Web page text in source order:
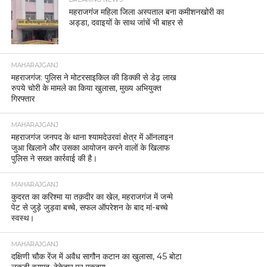
महराजगंज महिला जिला अस्पताल बना कमीशनखोरी का
अड्डा, दवाइयों के साथ जांचें भी बाहर से
MAHARAJGANJ
महराजगंज: पुलिस ने मोटरसाइकिल की डिक्की से डेढ़ लाख
रुपये चोरी के मामले का किया खुलासा, मुख्य अभियुक्त
गिरफ्तार
MAHARAJGANJ
महराजगंज जनपद के थाना श्यामदेउरवां क्षेत्र में ऑनलाइन
जुआ खिलाने और उसका आयोजन करने वालों के खिलाफ
पुलिस ने सख्त कार्रवाई की है।
MAHARAJGANJ
कुदरत का करिश्मा या तक़दीर का खेल, महराजगंज में जन्मे
पेट से जुड़े जुड़वा बच्चे, सफल ऑपरेशन के बाद मां-बच्चे
स्वस्थ।
MAHARAJGANJ
दक्षिणी चौक रेंज में अवैध सागौन कटान का खुलासा, 45 बोटा